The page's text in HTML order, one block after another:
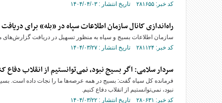
کد خبر: ۲۸۱۶۵۵ تاریخ انتشار : ۱۴۰۴/۰۴/۰۳
راه‌اندازی کانال سازمان اطلاعات سپاه در «بله» برای
سازمان اطلاعات بسیج و سپاه به منظور تسهیل در دریافت گزارش‌های
کد خبر: ۲۸۱۱۲۴ تاریخ انتشار : ۱۴۰۴/۰۳/۲۷
سردار سلامی: اگر بسیج نبود، نمی‌توانستیم از انقلاب دفاع
فرمانده کل سپاه گفت: بسیج در همه عرصه‌ها ما را نجات داده است.
نبود، نمی‌توانستیم از انقلاب دفاع کنیم.
کد خبر: ۲۸۰۶۳۱ تاریخ انتشار : ۱۴۰۴/۰۳/۲۲